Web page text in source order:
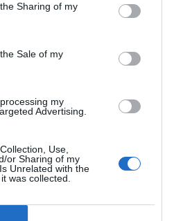
Sharing of my
Sale of my
my
Advertising.
Use,
or Sharing of my
Unrelated with the
was collected.
ΕΡΤ για την επιτυχία της Klavdia στη